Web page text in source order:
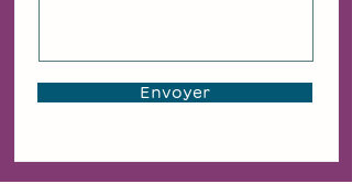
Envoyer